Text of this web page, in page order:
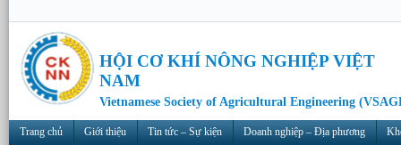
HỘI CƠ KHÍ NÔNG NGHIỆP VIỆT
NAM
Vietnamese Society of Agricultural Engineering
Trang chủ Giới thiệu Tin tức – Sự kiện Doanh nghiệp – Địa phương